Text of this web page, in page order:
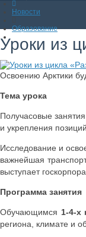
Новости
Образование
Уроки из
Освоению Арктики
Тема урока
Получасовые
и укрепления
Исследование и
важнейшая
выступает
Программа занятия
Обучающимся 1-4-х
региона, климате и